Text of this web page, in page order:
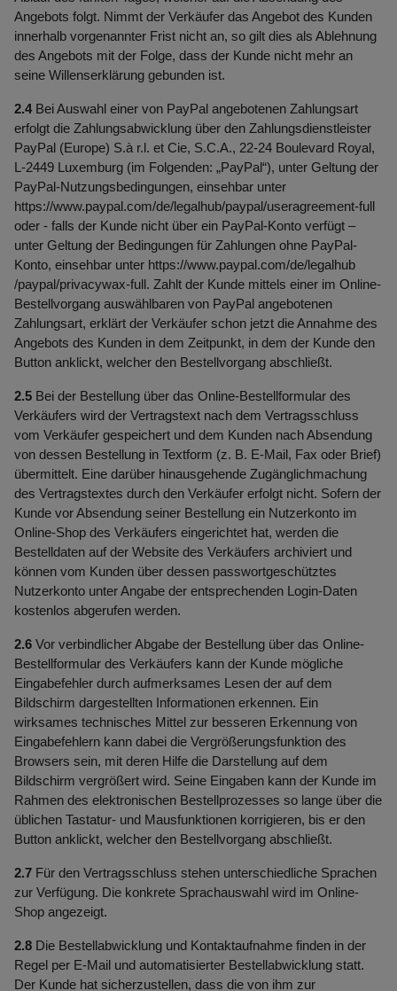
Angebots folgt. Nimmt der Verkäufer das Angebot des Kunden
innerhalb vorgenannter Frist nicht an, so gilt dies als Ablehnung
des Angebots mit der Folge, dass der Kunde nicht mehr an
seine Willenserklärung gebunden ist.
2.4Bei Auswahl einer von PayPal angebotenen Zahlungsart
erfolgt die Zahlungsabwicklung über den Zahlungsdienstleister
PayPal (Europe) S.à r.l. et Cie, S.C.A., 22-24 Boulevard Royal,
L-2449 Luxemburg (im Folgenden: „PayPal“), unter Geltung der
PayPal-Nutzungsbedingungen, einsehbar unter
https://www.paypal.com/de/legalhub/paypal/useragreement-full
oder - falls der Kunde nicht über ein PayPal-Konto verfügt –
unter Geltung der Bedingungen für Zahlungen ohne PayPal-
Konto, einsehbar unter https://www.paypal.com/de/legalhub
/paypal/privacywax-full. Zahlt der Kunde mittels einer im Online-
Bestellvorgang auswählbaren von PayPal angebotenen
Zahlungsart, erklärt der Verkäufer schon jetzt die Annahme des
Angebots des Kunden in dem Zeitpunkt, in dem der Kunde den
Button anklickt, welcher den Bestellvorgang abschließt.
2.5 Bei der Bestellung über das Online-Bestellformular des
Verkäufers wird der Vertragstext nach dem Vertragsschluss
vom Verkäufer gespeichert und dem Kunden nach Absendung
von dessen Bestellung in Textform (z. B. E-Mail, Fax oder Brief)
übermittelt. Eine darüber hinausgehende Zugänglichmachung
des Vertragstextes durch den Verkäufer erfolgt nicht. Sofern der
Kunde vor Absendung seiner Bestellung ein Nutzerkonto im
Online-Shop des Verkäufers eingerichtet hat, werden die
Bestelldaten auf der Website des Verkäufers archiviert und
können vom Kunden über dessen passwortgeschütztes
Nutzerkonto unter Angabe der entsprechenden Login-Daten
kostenlos abgerufen werden.
2.6 Vor verbindlicher Abgabe der Bestellung über das Online-
Bestellformular des Verkäufers kann der Kunde mögliche
Eingabefehler durch aufmerksames Lesen der auf dem
Bildschirm dargestellten Informationen erkennen. Ein
wirksames technisches Mittel zur besseren Erkennung von
Eingabefehlern kann dabei die Vergrößerungsfunktion des
Browsers sein, mit deren Hilfe die Darstellung auf dem
Bildschirm vergrößert wird. Seine Eingaben kann der Kunde im
Rahmen des elektronischen Bestellprozesses so lange über die
üblichen Tastatur- und Mausfunktionen korrigieren, bis er den
Button anklickt, welcher den Bestellvorgang abschließt.
2.7 Für den Vertragsschluss stehen unterschiedliche Sprachen
zur Verfügung. Die konkrete Sprachauswahl wird im Online-
Shop angezeigt.
2.8 Die Bestellabwicklung und Kontaktaufnahme finden in der
Regel per E-Mail und automatisierter Bestellabwicklung statt.
Der Kunde hat sicherzustellen, dass die von ihm zur